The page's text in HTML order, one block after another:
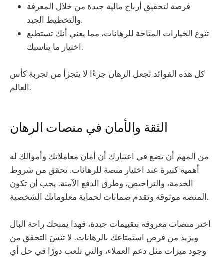
فرصة لتحقيق أرباح مالية جيدة من خلال المعرفة
والتخطيط الجيد.
تنوع الخيارات المتاحة للرهانات، مما يعني أنك تستطيع
اختيار ما يناسبك.
كل هذه الفوائد تجعل الرهان جزءًا لا يتجزأ من تجربة كأس
العالم.
الثقة والأمان في منصات الرهان
من المهم أن تضع في اعتبارك أن أمان معاملاتك وأموالك له
أهمية كبيرة عند اختيار منصة للرهانات. تحقق من شروط
الخدمة، والتراخيص، وطرق الدفع الآمنة. يجب أن تكون
المنصة موثوقة وتقدم ضمانات لحماية معلوماتك الشخصية.
اختر منصات معروفة بتقييمات جيدة، فهذا يمنحك راحة البال
ويزيد من فرص استمتاعك بالرهانات. لا تنسَ التحقق من
وجود ميزات مثل دعم العملاء، والتي تلعب دورًا في حل أي